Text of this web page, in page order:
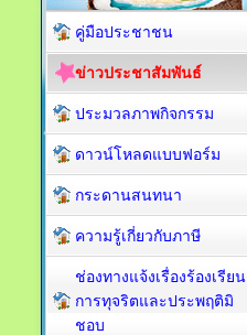
คู่มือประชาชน
ข่าวประชาสัมพันธ์
ประมวลภาพกิจกรรม
ดาวน์โหลดแบบฟอร์ม
กระดานสนทนา
ความรู้เกี่ยวกับภาษี
ช่องทางแจ้งเรื่องร้องเรียน
การทุจริตและประพฤติมิ
ชอบ